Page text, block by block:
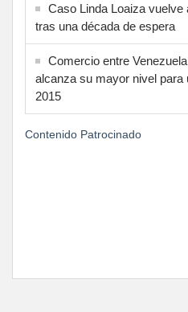
Caso Linda Loaiza vuelve
tras una década de espera
Comercio entre
alcanza su mayor nivel
2015
Contenido Patrocinado